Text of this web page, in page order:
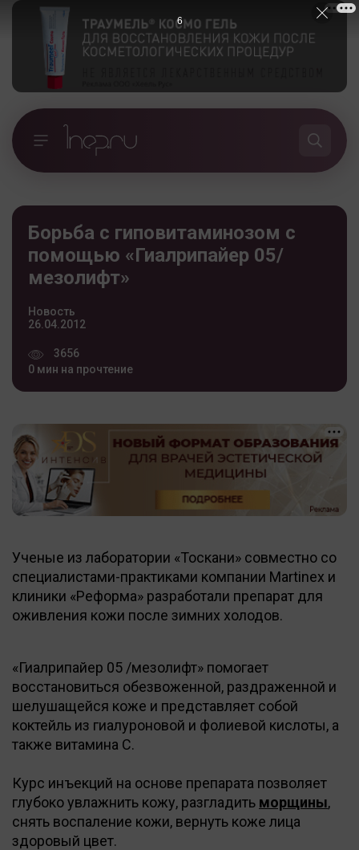
Борьба с гиповитаминозом с
помощью «Гиалрипайер 05/
мезолифт»
Новость
26.04.2012
3656
0 мин на прочтение
Ученые из лаборатории «Тоскани» совместно со
специалистами-практиками компании Martinex и
клиники «Реформа» разработали препарат для
оживления кожи после зимних холодов.
«Гиалрипайер 05 /мезолифт» помогает
восстановиться обезвоженной, раздраженной и
шелушащейся коже и представляет собой
коктейль из гиалуроновой и фолиевой кислоты, а
также витамина С.
Курс инъекций на основе препарата позволяет
глубоко увлажнить кожу, разгладить морщины,
снять воспаление кожи, вернуть коже лица
здоровый цвет.
5